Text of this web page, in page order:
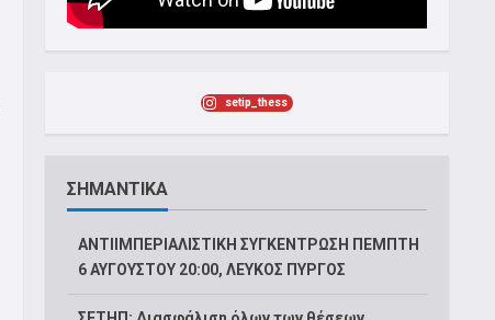
setip_thess
ΣΗΜΑΝΤΙΚΑ
ΑΝΤΙΙΜΠΕΡΙΑΛΙΣΤΙΚΗ ΣΥΓΚΕΝΤΡΩΣΗ ΠΕΜΠΤΗ
6 ΑΥΓΟΥΣΤΟΥ 20:00, ΛΕΥΚΟΣ ΠΥΡΓΟΣ